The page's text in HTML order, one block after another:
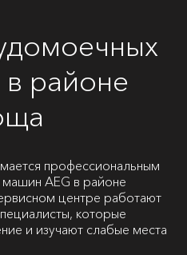
районе
профессиональным
AEG в районе
центре работают
которые
и изучают слабые места